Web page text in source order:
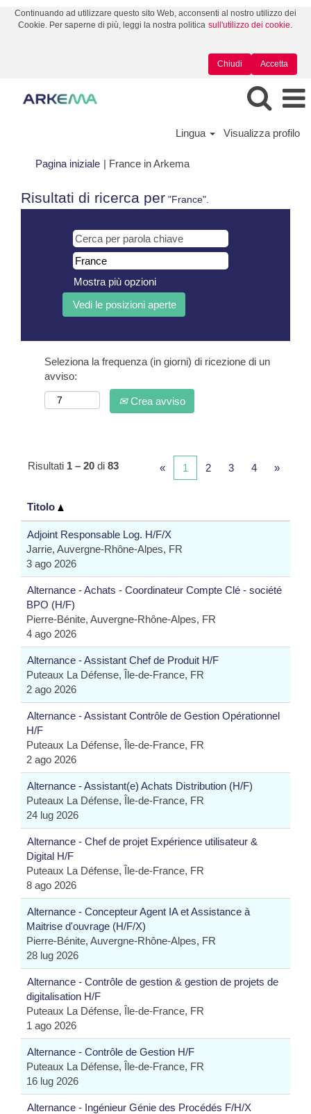
Continuando ad utilizzare questo sito Web, acconsenti al nostro utilizzo dei
Cookie. Per saperne di più, leggi la nostra politica sull'utilizzo dei cookie.
Accetta
Chiudi
Lingua Visualizza profilo
Pagina iniziale | France in Arkema(pagina
Risultati di ricerca per "France".
Mostra più opzioni
Seleziona la frequenza (in giorni) di ricezione di un
avviso:
Crea avviso
Risultati 1 – 20 di 83 « 1 2 3 4 »
Titolo
Adjoint Responsable Log. H/F/X
Jarrie, Auvergne-Rhône-Alpes, FR
3 ago 2026
Alternance - Achats - Coordinateur Compte Clé - société
BPO (H/F)
Pierre-Bénite, Auvergne-Rhône-Alpes, FR
4 ago 2026
Alternance - Assistant Chef de Produit H/F
Puteaux La Défense, Île-de-France, FR
2 ago 2026
Alternance - Assistant Contrôle de Gestion Opérationnel
H/F
Puteaux La Défense, Île-de-France, FR
2 ago 2026
Alternance - Assistant(e) Achats Distribution (H/F)
Puteaux La Défense, Île-de-France, FR
24 lug 2026
Alternance - Chef de projet Expérience utilisateur &
Digital H/F
Puteaux La Défense, Île-de-France, FR
8 ago 2026
Alternance - Concepteur Agent IA et Assistance à
Maitrise d'ouvrage (H/F/X)
Pierre-Bénite, Auvergne-Rhône-Alpes, FR
28 lug 2026
Alternance - Contrôle de gestion & gestion de projets de
digitalisation H/F
Puteaux La Défense, Île-de-France, FR
1 ago 2026
Alternance - Contrôle de Gestion H/F
Puteaux La Défense, Île-de-France, FR
16 lug 2026
Alternance - Ingénieur Génie des Procédés F/H/X